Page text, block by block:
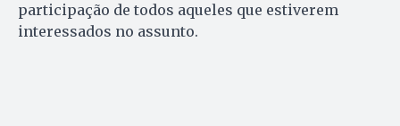
participação de todos aqueles que estiverem
interessados no assunto.